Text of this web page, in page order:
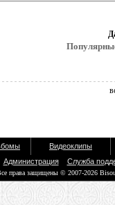
Видеоклипы
Администрация Служба
права защищены © 2007-2026